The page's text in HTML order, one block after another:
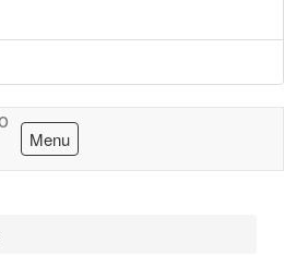
Menu